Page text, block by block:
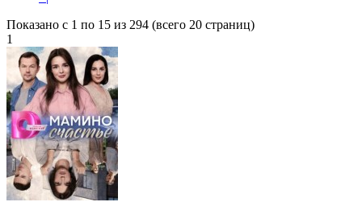
Показано с 1 по 15 из 294 (всего 20 страниц)
1